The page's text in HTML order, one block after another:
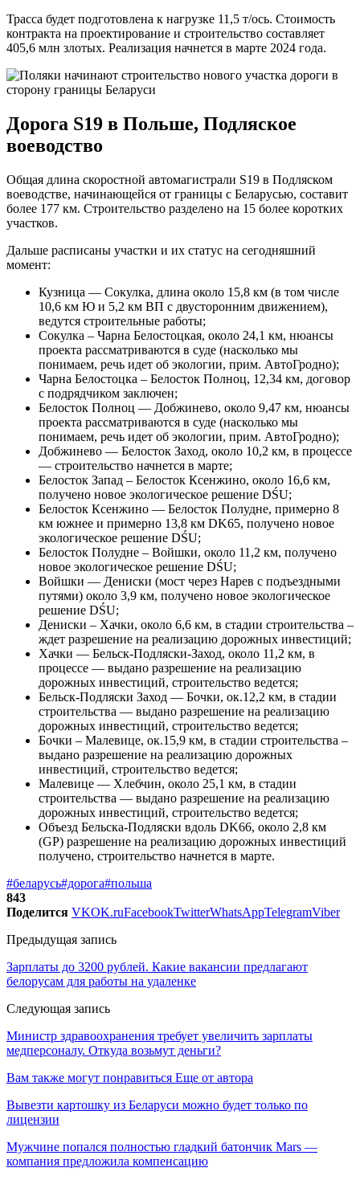
Трасса будет подготовлена ​​к нагрузке 11,5 т/ось. Стоимость
контракта на проектирование и строительство составляет
405,6 млн злотых. Реализация начнется в марте 2024 года.
Дорога S19 в Польше, Подляское
воеводство
Общая длина скоростной автомагистрали S19 в Подляском
воеводстве, начинающейся от границы с Беларусью, составит
более 177 км. Строительство разделено на 15 более коротких
участков.
Дальше расписаны участки и их статус на сегодняшний
момент:
Кузница — Сокулка, длина около 15,8 км (в том числе
10,6 км Ю и 5,2 км ВП с двусторонним движением),
ведутся строительные работы;
Сокулка – Чарна Белостоцкая, около 24,1 км, нюансы
проекта рассматриваются в суде (насколько мы
понимаем, речь идет об экологии, прим. АвтоГродно);
Чарна Белостоцка – Белосток Полноц, 12,34 км, договор
с подрядчиком заключен;
Белосток Полноц — Добжинево, около 9,47 км, нюансы
проекта рассматриваются в суде (насколько мы
понимаем, речь идет об экологии, прим. АвтоГродно);
Добжинево — Белосток Заход, около 10,2 км, в процессе
— строительство начнется в марте;
Белосток Запад – Белосток Ксенжино, около 16,6 км,
получено новое экологическое решение DŚU;
Белосток Ксенжино — Белосток Полудне, примерно 8
км южнее и примерно 13,8 км DK65, получено новое
экологическое решение DŚU;
Белосток Полудне – Войшки, около 11,2 км, получено
новое экологическое решение DŚU;
Войшки — Дениски (мост через Нарев с подъездными
путями) около 3,9 км, получено новое экологическое
решение DŚU;
Дениски – Хачки, около 6,6 км, в стадии строительства –
ждет разрешение на реализацию дорожных инвестиций;
Хачки — Бельск-Подляски-Заход, около 11,2 км, в
процессе — выдано разрешение на реализацию
дорожных инвестиций, строительство ведется;
Бельск-Подляски Заход — Бочки, ок.12,2 км, в стадии
строительства — выдано разрешение на реализацию
дорожных инвестиций, строительство ведется;
Бочки – Малевице, ок.15,9 км, в стадии строительства –
выдано разрешение на реализацию дорожных
инвестиций, строительство ведется;
Малевице — Хлебчин, около 25,1 км, в стадии
строительства — выдано разрешение на реализацию
дорожных инвестиций, строительство ведется;
Объезд Бельска-Подляски вдоль DK66, около 2,8 км
(GP) разрешение на реализацию дорожных инвестиций
получено, строительство начнется в марте.
#беларусь#дорога#польша
843
Поделится VKOK.ruFacebookTwitterWhatsAppTelegramViber
Предыдущая запись
Зарплаты до 3200 рублей. Какие вакансии предлагают
белорусам для работы на удаленке
Следующая запись
Министр здравоохранения требует увеличить зарплаты
медперсоналу. Откуда возьмут деньги?
Вам также могут понравиться Еще от автора
Вывезти картошку из Беларуси можно будет только по
лицензии
Мужчине попался полностью гладкий батончик Mars —
компания предложила компенсацию